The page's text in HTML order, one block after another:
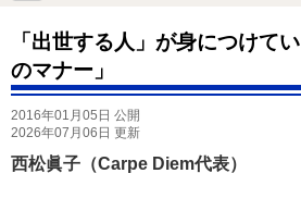
「出世する人」が身につけて
のマナー」
2016年01月05日 公開
2026年07月06日 更新
西松眞子（Carpe Diem代表）